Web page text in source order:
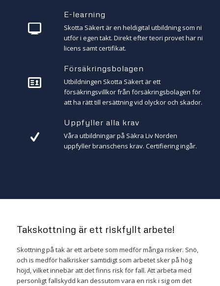
E-learning
Skotta Säkert är en heldigital utbildning som ni
utför i egen takt. Direkt efter teori provet har ni
licens samt certifikat.
Försäkringsbolagen
Utbildningen Skotta Säkert är ett
försäkringsvillkor från försäkringsbolagen för
att ha rätt till ersättning vid olyckor och skador.
Uppfyller alla krav
Våra utbildningar på Säkra Liv Norden
uppfyller branschens krav. Certifiering ingår.
Takskottning är ett riskfyllt arbete!
Skottning på tak är ett arbete som medför många risker. Snö,
och is medför halkrisker samtidigt som arbetet sker på hög
höjd, vilket innebär att det finns risk för fall. Att arbeta med
personligt fallskydd kan dessutom vara en risk i sig om det